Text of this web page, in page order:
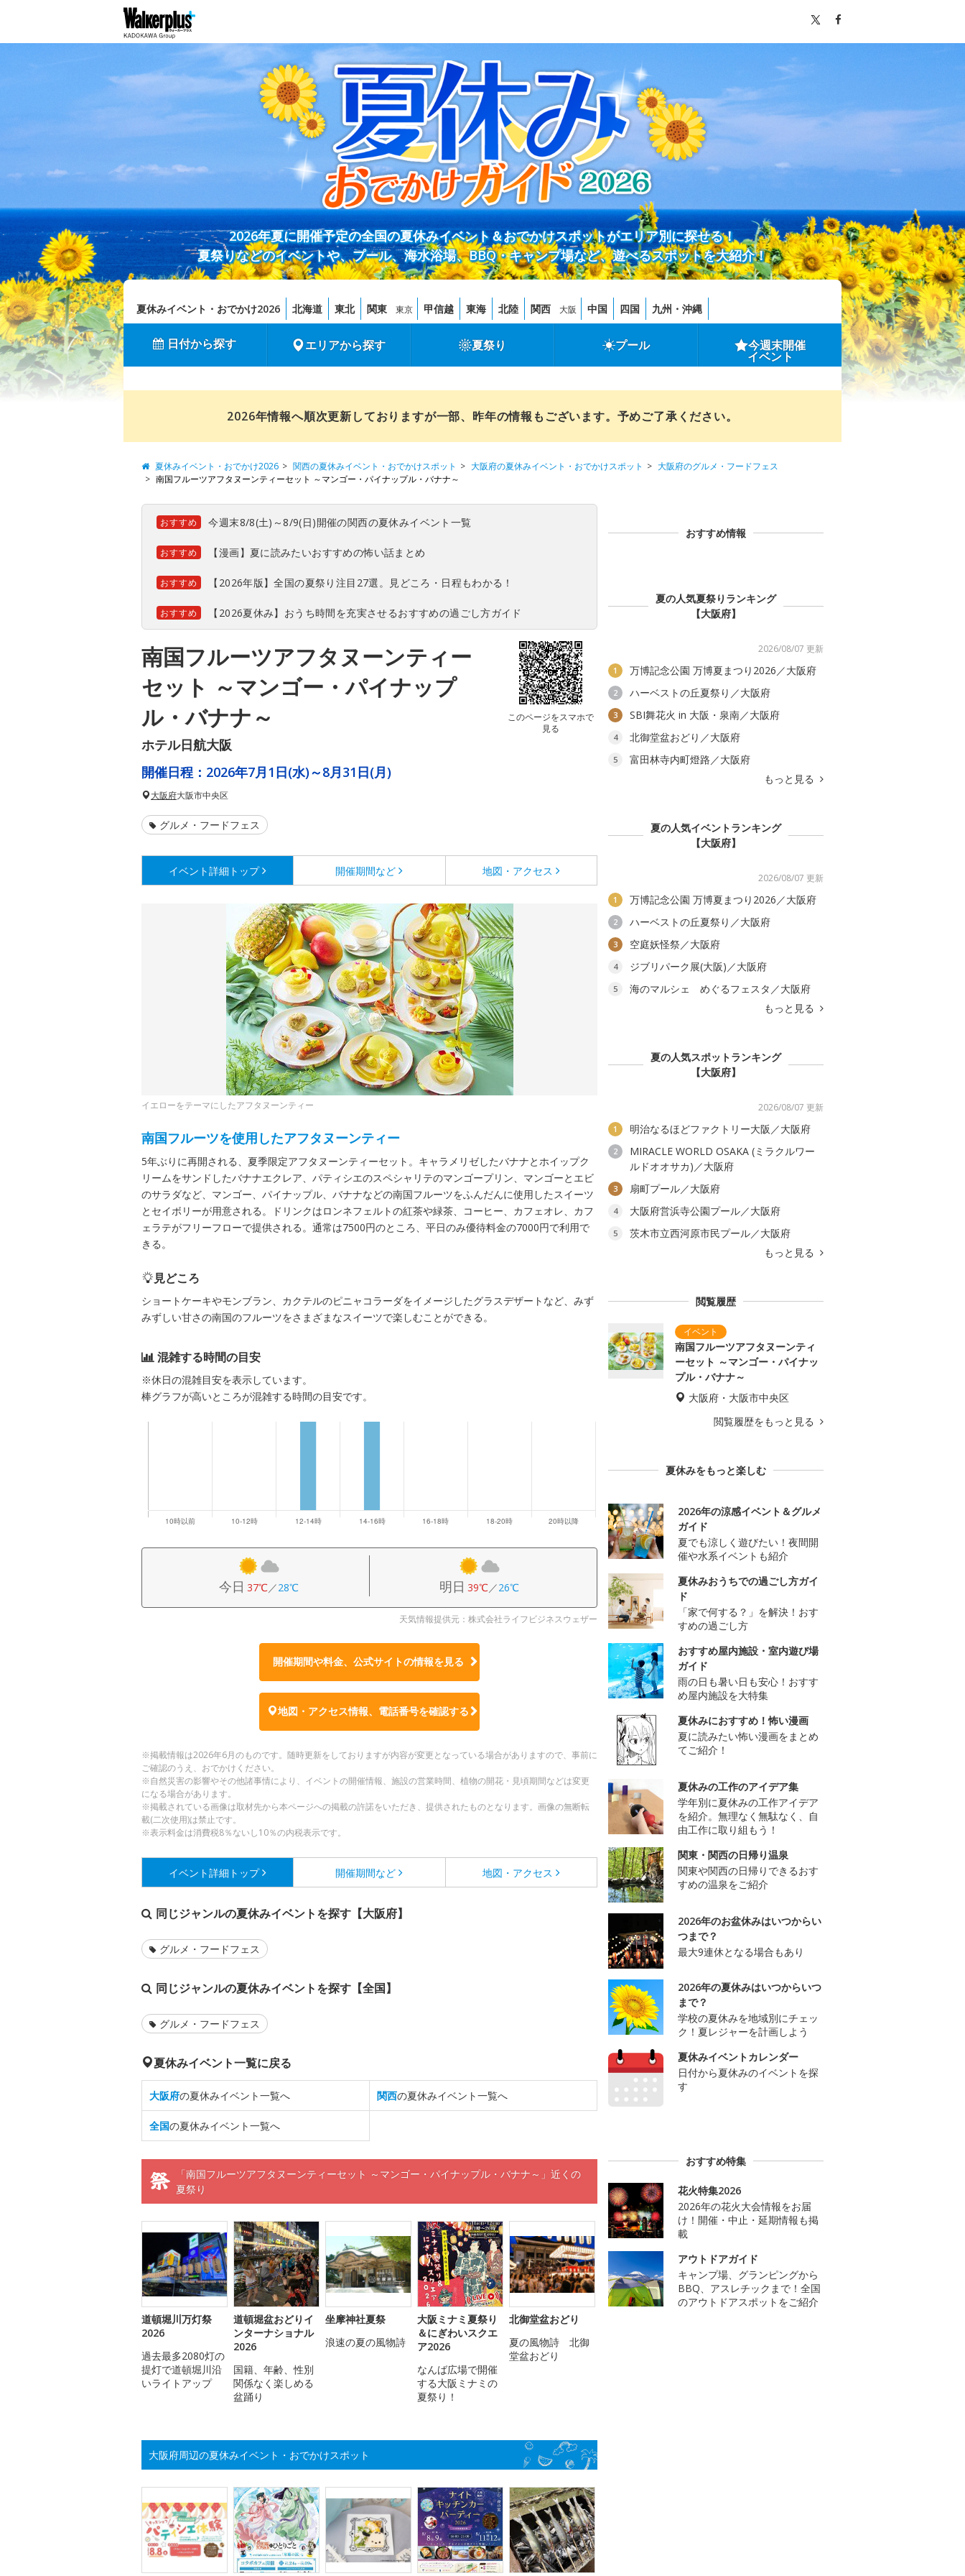
2026年夏に開催予定の全国の夏休みイベント＆おでかけスポットがエリア別に探せる！
夏祭りなどのイベントや、プール、海水浴場、BBQ・キャンプ場など、遊べるスポットを大紹介！
夏休みイベント・おでかけ2026 北海道 東北 関東 東京 甲信越 東海 北陸 関西 大阪 中国 四国 九州・沖縄
日付から探す エリアから探す 夏祭り プール 今週末開催
イベント
2026年情報へ順次更新しておりますが一部、昨年の情報もございます。予めご了承ください。
夏休みイベント・おでかけ2026 関西の夏休みイベント・おでかけスポット 大阪府の夏休みイベント・おでかけスポット
大阪府のグルメ・フードフェス
南国フルーツアフタヌーンティーセット ～マンゴー・パイナップル・バナナ～
おすすめ 今週末8/8(土)～8/9(日)開催の関西の夏休みイベント一覧
おすすめ 【漫画】夏に読みたいおすすめの怖い話まとめ
おすすめ 【2026年版】全国の夏祭り注目27選。見どころ・日程もわかる！
おすすめ 【2026夏休み】おうち時間を充実させるおすすめの過ごし方ガイド
南国フルーツアフタヌーンティー
セット ～マンゴー・パイナップ
ル・バナナ～
ホテル日航大阪
このページをスマホで
見る
開催日程： 2026年7月1日(水)～8月31日(月)
大阪府大阪市中央区
グルメ・フードフェス
イベント詳細 トップ 開催期間など 地図・アクセス
イエローをテーマにしたアフタヌーンティー
南国フルーツを使用したアフタヌーンティー
5年ぶりに再開される、夏季限定アフタヌーンティーセット。キャラメリゼしたバナナとホイップク
リームをサンドしたバナナエクレア、パティシエのスペシャリテのマンゴープリン、マンゴーとエビ
のサラダなど、マンゴー、パイナップル、バナナなどの南国フルーツをふんだんに使用したスイーツ
とセイボリーが用意される。ドリンクはロンネフェルトの紅茶や緑茶、コーヒー、カフェオレ、カフ
ェラテがフリーフローで提供される。通常は7500円のところ、平日のみ優待料金の7000円で利用で
きる。
見どころ
ショートケーキやモンブラン、カクテルのピニャコラーダをイメージしたグラスデザートなど、みず
みずしい甘さの南国のフルーツをさまざまなスイーツで楽しむことができる。
混雑する時間の目安
※休日の混雑目安を表示しています。
棒グラフが高いところが混雑する時間の目安です。
今日 37℃／28℃ 明日 39℃／26℃
天気情報提供元：株式会社ライフビジネスウェザー
開催期間や料金、公式サイトの情報を見る
地図・アクセス情報、電話番号を確認する
※掲載情報は2026年6月のものです。随時更新をしておりますが内容が変更となっている場合がありますので、事前に
ご確認のうえ、おでかけください。
※自然災害の影響やその他諸事情により、イベントの開催情報、施設の営業時間、植物の開花・見頃期間などは変更
になる場合があります。
※掲載されている画像は取材先から本ページへの掲載の許諾をいただき、提供されたものとなります。画像の無断転
載(二次使用)は禁止です。
※表示料金は消費税8％ないし10％の内税表示です。
イベント詳細 トップ 開催期間など 地図・アクセス
同じジャンルの夏休みイベントを探す【大阪府】
グルメ・フードフェス
同じジャンルの夏休みイベントを探す【全国】
グルメ・フードフェス
夏休みイベント一覧に戻る
大阪府の夏休みイベント一覧へ 関西の夏休みイベント一覧へ
全国の夏休みイベント一覧へ
「南国フルーツアフタヌーンティーセット ～マンゴー・パイナップル・バナナ～」近くの
夏祭り
道頓堀川万灯祭
2026
過去最多2080灯の
提灯で道頓堀川沿
いライトアップ
道頓堀盆おどりイ
ンターナショナル
2026
国籍、年齢、性別
関係なく楽しめる
盆踊り
坐摩神社夏祭
浪速の夏の風物詩
大阪ミナミ夏祭り
＆にぎわいスクエ
ア2026
なんば広場で開催
する大阪ミナミの
夏祭り！
北御堂盆おどり
夏の風物詩 北御
堂盆おどり
大阪府周辺の夏休みイベント・おでかけスポット
おすすめ情報
夏の人気夏祭りランキング
【大阪府】
2026/08/07 更新
1 万博記念公園 万博夏まつり2026／大阪府
2 ハーベストの丘夏祭り／大阪府
3 SBI舞花火 in 大阪・泉南／大阪府
4 北御堂盆おどり／大阪府
5
富田林寺内町燈路／大阪府
もっと見る
夏の人気イベントランキング
【大阪府】
2026/08/07 更新
1 万博記念公園 万博夏まつり2026／大阪府
2 ハーベストの丘夏祭り／大阪府
3 空庭妖怪祭／大阪府
4 ジブリパーク展(大阪)／大阪府
5
海のマルシェ めぐるフェスタ／大阪府
もっと見る
夏の人気スポットランキング
【大阪府】
2026/08/07 更新
1 明治なるほどファクトリー大阪／大阪府
2
MIRACLE WORLD OSAKA (ミラクルワー
ルドオオサカ)／大阪府
3 扇町プール／大阪府
4 大阪府営浜寺公園プール／大阪府
5
茨木市立西河原市民プール／大阪府
もっと見る
閲覧履歴
南国フルーツアフタヌーンティ
ーセット ～マンゴー・パイナッ
プル・バナナ～
大阪府・大阪市中央区
閲覧履歴をもっと見る
夏休みをもっと楽しむ
2026年の涼感イベント＆グルメ
ガイド
夏でも涼しく遊びたい！夜間開
催や水系イベントも紹介
夏休みおうちでの過ごし方ガイ
ド
「家で何する？」を解決！おす
すめの過ごし方
おすすめ屋内施設・室内遊び場
ガイド
雨の日も暑い日も安心！おすす
め屋内施設を大特集
夏休みにおすすめ！怖い漫画
夏に読みたい怖い漫画をまとめ
てご紹介！
夏休みの工作のアイデア集
学年別に夏休みの工作アイデア
を紹介。無理なく無駄なく、自
由工作に取り組もう！
関東・関西の日帰り温泉
関東や関西の日帰りできるおす
すめの温泉をご紹介
2026年のお盆休みはいつからい
つまで？
最大9連休となる場合もあり
2026年の夏休みはいつからいつ
まで？
学校の夏休みを地域別にチェッ
ク！夏レジャーを計画しよう
夏休みイベントカレンダー
日付から夏休みのイベントを探
す
おすすめ特集
花火特集2026
2026年の花火大会情報をお届
け！開催・中止・延期情報も掲
載
アウトドアガイド
キャンプ場、グランピングから
BBQ、アスレチックまで！全国
のアウトドアスポットをご紹介